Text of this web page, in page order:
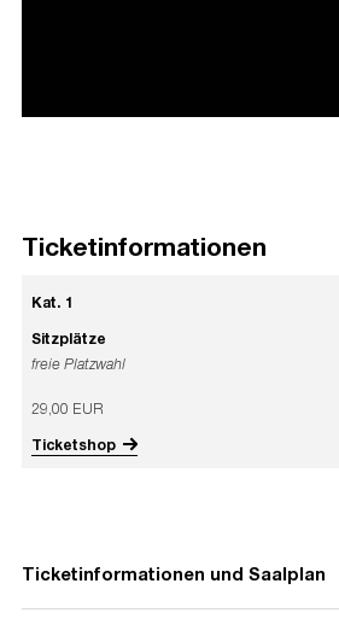
Ticketinformationen
Kat. 1
Sitzplätze
freie Platzwahl
29,00 EUR
Ticketshop
Ticketinformationen und Saalplan